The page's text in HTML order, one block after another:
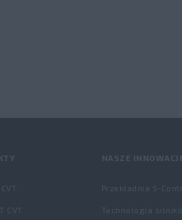
CVT
NASZE
Przekładnia S-
Technologia